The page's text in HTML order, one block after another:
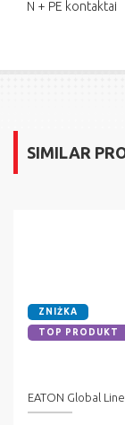
N + PE kontaktai
SIMILAR
ZNIŻKA
TOP PRODUKT
EATON Global